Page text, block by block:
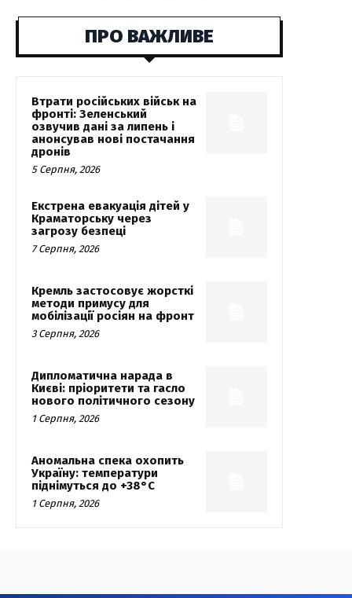
ПРО ВАЖЛИВЕ
Втрати російських військ на
фронті: Зеленський
озвучив дані за липень і
анонсував нові постачання
дронів
5 Серпня, 2026
Екстрена евакуація дітей у
Краматорську через
загрозу безпеці
7 Серпня, 2026
Кремль застосовує жорсткі
методи примусу для
мобілізації росіян на фронт
3 Серпня, 2026
Дипломатична нарада в
Києві: пріоритети та гасло
нового політичного сезону
1 Серпня, 2026
Аномальна спека охопить
Україну: температури
піднімуться до +38°C
1 Серпня, 2026